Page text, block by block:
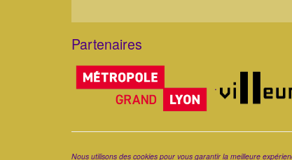
Partenaires
Corps
.
Nous utilisons des cookies pour vous garantir la meilleure